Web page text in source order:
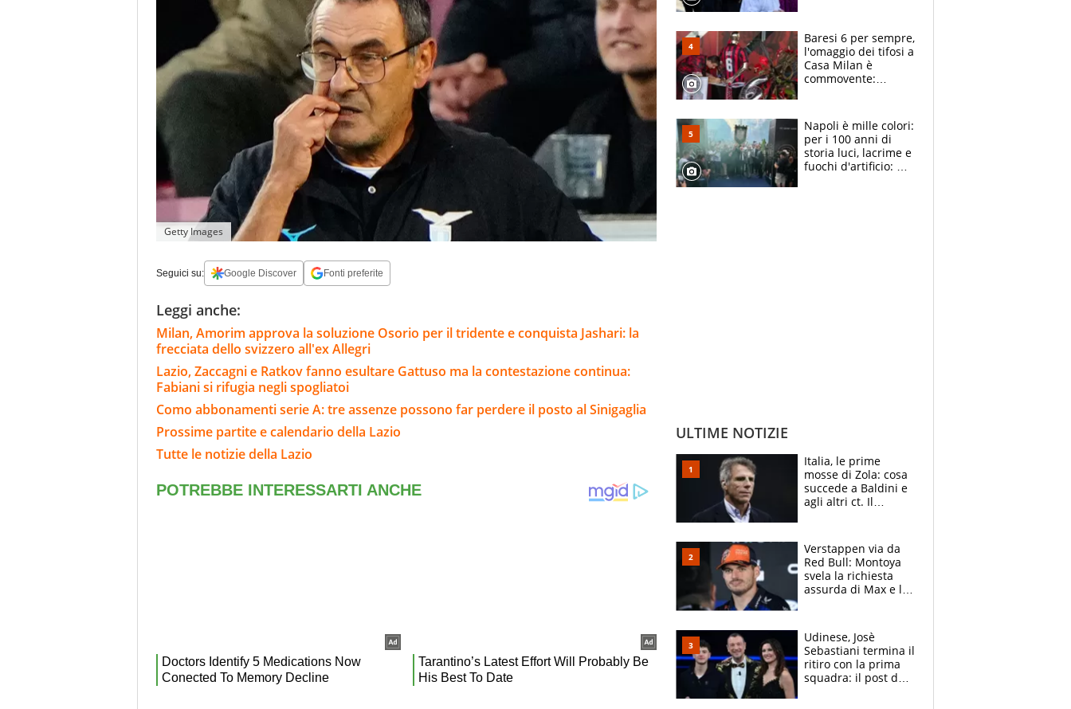
Getty Images
Seguici su: Google Discover Fonti preferite
Leggi anche:
Milan, Amorim approva la soluzione Osorio per il tridente e conquista Jashari: la
frecciata dello svizzero all'ex Allegri
Lazio, Zaccagni e Ratkov fanno esultare Gattuso ma la contestazione continua:
Fabiani si rifugia negli spogliatoi
Como abbonamenti serie A: tre assenze possono far perdere il posto al Sinigaglia
Prossime partite e calendario della Lazio
Tutte le notizie della Lazio
circondati
dall'affetto dei tifosi
Baresi 6 per sempre,
l'omaggio dei tifosi a
Casa Milan è
commovente:
bigliettini
Napoli è mille colori:
per i 100 anni di
storia luci, lacrime e
fuochi d'artificio: De
ULTIME NOTIZIE
Italia, le prime
mosse di Zola: cosa
succede a Baldini e
agli altri ct. Il
azzurri
Verstappen via da
Red Bull: Montoya
svela la richiesta
assurda di Max e lo
McLaren siano
meglio?”
Udinese, Josè
Sebastiani termina il
ritiro con la prima
squadra: il post del